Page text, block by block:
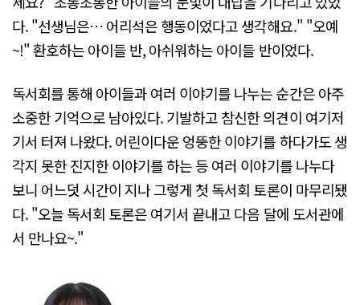
다. "선생님은… 어리석은 행동이었다고 생각해요." "오예
~!" 환호하는 아이들 반, 아쉬워하는 아이들 반이었다.
독서회를 통해 아이들과 여러 이야기를 나누는 순간은 아주
소중한 기억으로 남아있다. 기발하고 참신한 의견이 여기저
기서 터져 나왔다. 어린이다운 엉뚱한 이야기를 하다가도 생
각지 못한 진지한 이야기를 하는 등 여러 이야기를 나누다
보니 어느덧 시간이 지나 그렇게 첫 독서회 토론이 마무리됐
다. "오늘 독서회 토론은 여기서 끝내고 다음 달에 도서관에
서 만나요~."